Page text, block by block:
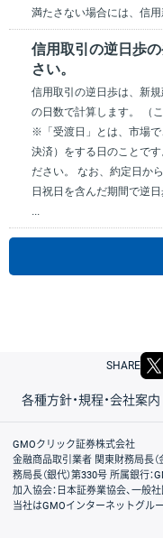
満たさない場合には、信
信用取引の逆日歩
さい。
信用取引の逆日歩は、新
の日数で計算します。 （
※「受渡日」とは、市場
決済）をする日のことで
ださい。 なお、約定日か
日祝日を含んだ期間で逆
...
SHARE
各種方針・規程・会社案内
取引規程・約款
サイトマップ
その他のご案内
個人情報保護方針
最良執行方針
サイトのご利用につい
ディスクレイマー
信託保全
リスク説明
会社案内
GMOクリック証券株式会社
金融商品取引業者 関東財務局長
務局長（銀代）第330号 所属銀行
加入協会：日本証券業協会、一般
当社はGMOインターネットグル